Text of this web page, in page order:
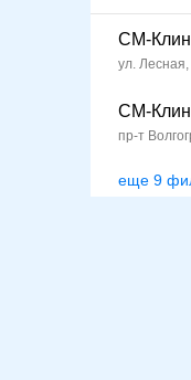
СМ-
ул. Лесная,
СМ-
пр-т
еще 9